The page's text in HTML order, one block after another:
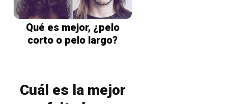
Qué es mejor, ¿pelo
corto o pelo largo?
Cuál es la mejor